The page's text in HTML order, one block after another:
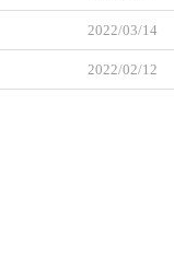
2022/03/14
2022/02/12